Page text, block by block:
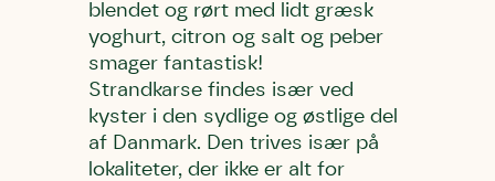
blendet og rørt med lidt græsk
yoghurt, citron og salt og peber
smager fantastisk!
Strandkarse findes især ved
kyster i den sydlige og østlige del
af Danmark. Den trives især på
lokaliteter, der ikke er alt for